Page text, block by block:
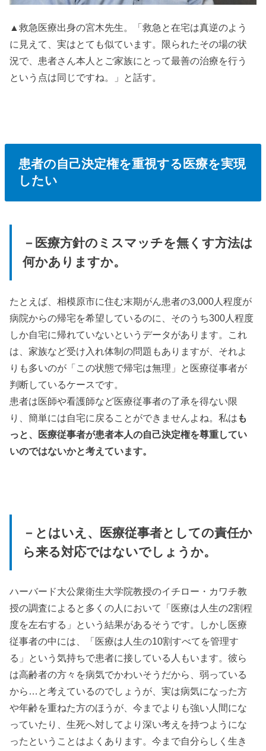
▲救急医療出身の宮木先生。「救急と在宅は真逆のよう
に見えて、実はとても似ています。限られたその場の状
況で、患者さん本人とご家族にとって最善の治療を行う
という点は同じですね。」と話す。
患者の自己決定権を重視する医療を実現
したい
－医療方針のミスマッチを無くす方法は
何かありますか。
たとえば、相模原市に住む末期がん患者の3,000人程度が
病院からの帰宅を希望しているのに、そのうち300人程度
しか自宅に帰れていないというデータがあります。これ
は、家族など受け入れ体制の問題もありますが、それよ
りも多いのが「この状態で帰宅は無理」と医療従事者が
判断しているケースです。
患者は医師や看護師など医療従事者の了承を得ない限
り、簡単には自宅に戻ることができませんよね。私は も
っと、医療従事者が患者本人の自己決定権を尊重してい
いのではないかと考えています。
－とはいえ、医療従事者としての責任か
ら来る対応ではないでしょうか。
ハーバード大公衆衛生大学院教授のイチロー・カワチ教
授の調査によると多くの人において「医療は人生の2割程
度を左右する」という結果があるそうです。しかし医療
従事者の中には、「医療は人生の10割すべてを管理す
る」という気持ちで患者に接している人もいます。彼ら
は高齢者の方々を病気でかわいそうだから、弱っている
から…と考えているのでしょうが、実は病気になった方
や年齢を重ねた方のほうが、今までよりも強い人間にな
っていたり、生死へ対してより深い考えを持つようにな
ったということはよくあります。今まで自分らしく生き